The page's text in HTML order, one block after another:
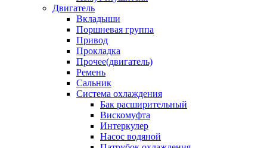
Двигатель
Вкладыши
Поршневая группа
Привод
Прокладка
Прочее(двигатель)
Ремень
Сальник
Система охлаждения
Бак расширительный
Вискомуфта
Интеркулер
Насос водяной